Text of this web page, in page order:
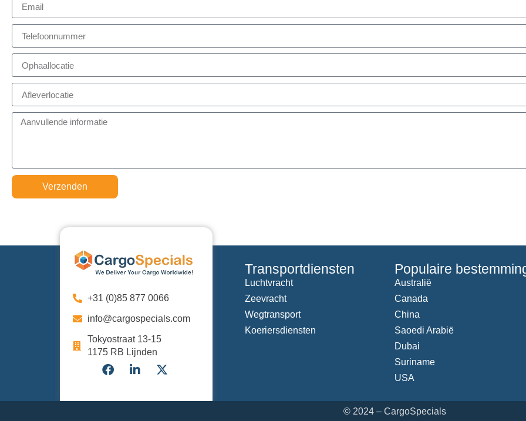
Verzenden
+31 (0)85 877 0066
info@cargospecials.com
Tokyostraat 13-15
1175 RB Lijnden
Transportdiensten
Luchtvracht
Zeevracht
Wegtransport
Koeriersdiensten
Populaire
Australië
Canada
China
Saoedi Arabië
Dubai
Suriname
USA
© 2024 – CargoSpecials